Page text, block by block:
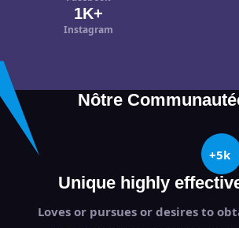
1K+
Instagram
Nôtre
+5k
Unique highly
Loves or pursues or desires to